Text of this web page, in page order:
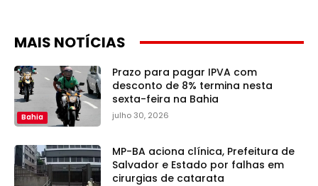
MAIS NOTÍCIAS
Bahia
Prazo para pagar IPVA com
desconto de 8% termina nesta
sexta-feira na Bahia
julho 30, 2026
MP-BA aciona clínica, Prefeitura de
Salvador e Estado por falhas em
cirurgias de catarata